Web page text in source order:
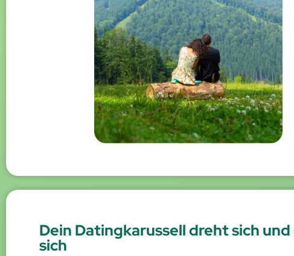
Dein Datingkarussell dreht sich
sich